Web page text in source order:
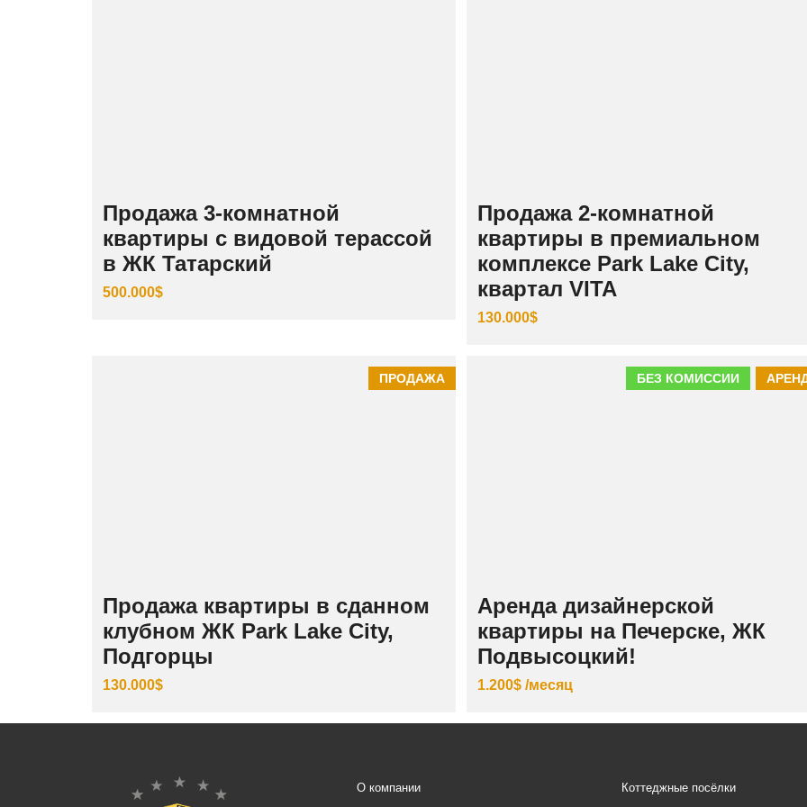
Продажа 3‑комнатной
квартиры с видовой терассой
в ЖК Татарский
500.000$
Продажа 2-комнатной
квартиры в премиальном
комплексе Park Lake City,
квартал VITA
130.000$
ПРОДАЖА
Продажа квартиры в сданном
клубном ЖК Park Lake City,
Подгорцы
130.000$
БЕЗ КОМИССИИ
Аренда дизайнерской
квартиры на Печерске, ЖК
Подвысоцкий!
1.200$ /месяц
О компании Коттеджные посёлки